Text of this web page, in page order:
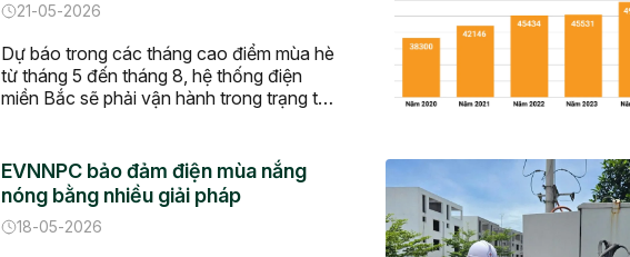
21-05-2026
Dự báo trong các tháng cao điểm mùa hè
từ tháng 5 đến tháng 8, hệ thống điện
miền Bắc sẽ phải vận hành trong trạng thái
Trước thực tế đó, Tổng công ty Điện lực
miền Bắc […]
EVNNPC bảo đảm điện mùa nắng
nóng bằng nhiều giải pháp
18-05-2026